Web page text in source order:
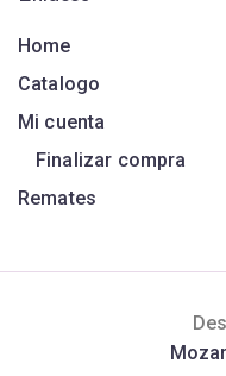
Home
Catalogo
Mi cuenta
Finalizar compra
Remates